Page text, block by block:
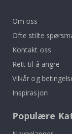
Om oss
Ofte stilte
Kontakt oss
Rett til å angre
Vilkår og
Inspirasjon
Populære